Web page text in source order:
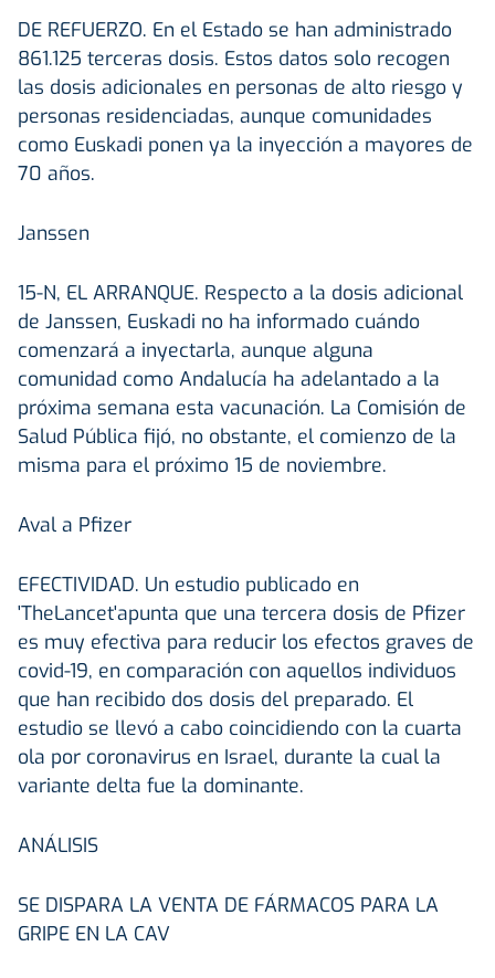
DE REFUERZO. En el Estado se han administrado
861.125 terceras dosis. Estos datos solo recogen
las dosis adicionales en personas de alto riesgo y
personas residenciadas, aunque comunidades
como Euskadi ponen ya la inyección a mayores de
70 años.
Janssen
15-N, EL ARRANQUE. Respecto a la dosis adicional
de Janssen, Euskadi no ha informado cuándo
comenzará a inyectarla, aunque alguna
comunidad como Andalucía ha adelantado a la
próxima semana esta vacunación. La Comisión de
Salud Pública fijó, no obstante, el comienzo de la
misma para el próximo 15 de noviembre.
Aval a Pfizer
EFECTIVIDAD. Un estudio publicado en
'TheLancet'apunta que una tercera dosis de Pfizer
es muy efectiva para reducir los efectos graves de
covid-19, en comparación con aquellos individuos
que han recibido dos dosis del preparado. El
estudio se llevó a cabo coincidiendo con la cuarta
ola por coronavirus en Israel, durante la cual la
variante delta fue la dominante.
ANÁLISIS
SE DISPARA LA VENTA DE FÁRMACOS PARA LA
GRIPE EN LA CAV